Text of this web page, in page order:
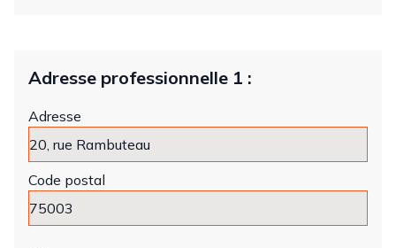
Adresse professionnelle 1 :
Adresse
Code postal